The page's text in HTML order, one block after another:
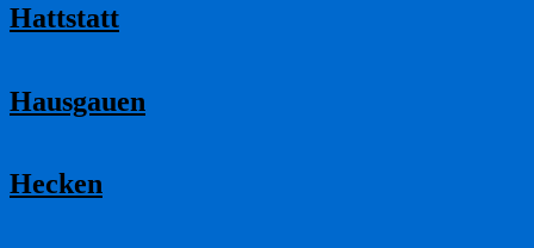
Hattstatt
Hausgauen
Hecken